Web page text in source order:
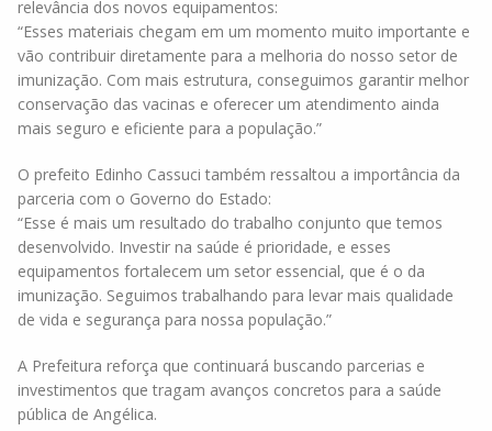
relevância dos novos equipamentos:
“Esses materiais chegam em um momento muito importante e
vão contribuir diretamente para a melhoria do nosso setor de
imunização. Com mais estrutura, conseguimos garantir melhor
conservação das vacinas e oferecer um atendimento ainda
mais seguro e eficiente para a população.”
O prefeito Edinho Cassuci também ressaltou a importância da
parceria com o Governo do Estado:
“Esse é mais um resultado do trabalho conjunto que temos
desenvolvido. Investir na saúde é prioridade, e esses
equipamentos fortalecem um setor essencial, que é o da
imunização. Seguimos trabalhando para levar mais qualidade
de vida e segurança para nossa população.”
A Prefeitura reforça que continuará buscando parcerias e
investimentos que tragam avanços concretos para a saúde
pública de Angélica.